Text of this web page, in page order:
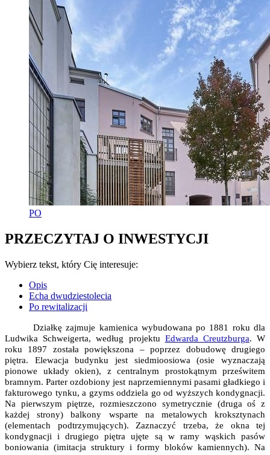
PO
PRZECZYTAJ O INWESTYCJI
Wybierz tekst, który Cię interesuje:
Opis
Echa dwudziestolecia
Po rewitalizacji
Działkę zajmuje kamienica wybudowana po 1881 roku dla
Ludwika Schweigerta, według projektu Edwarda Creutzburga. W
roku 1897 została powiększona – poprzez dobudowę drugiego
piętra. Elewacja budynku jest siedmioosiowa (osie wyznaczają
pionowe układy okien), z centralnym prostokątnym prześwitem
bramnym. Parter ozdobiony jest naprzemiennymi pasami gładkiego i
fakturowego tynku, a gzyms oddziela go od wyższych kondygnacji.
Na pierwszym piętrze, rozmieszczono symetrycznie (druga oś z
każdej strony) balkony wsparte na metalowych kroksztynach
(elementach podtrzymujących). Zaznaczyć trzeba, że okna tej
kondygnacji i drugiego piętra ujęte są w ramy wąskich pasów
boniowania (imitacja struktury i formy bloków kamiennych). Na